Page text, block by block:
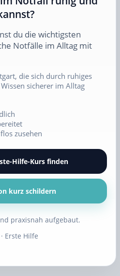
du die wichtigsten
Notfälle im Alltag mit
die sich durch ruhiges
sicherer im Alltag
zusehen
Hilfe-Kurs finden
kurz schildern
praxisnah aufgebaut.
Erste Hilfe